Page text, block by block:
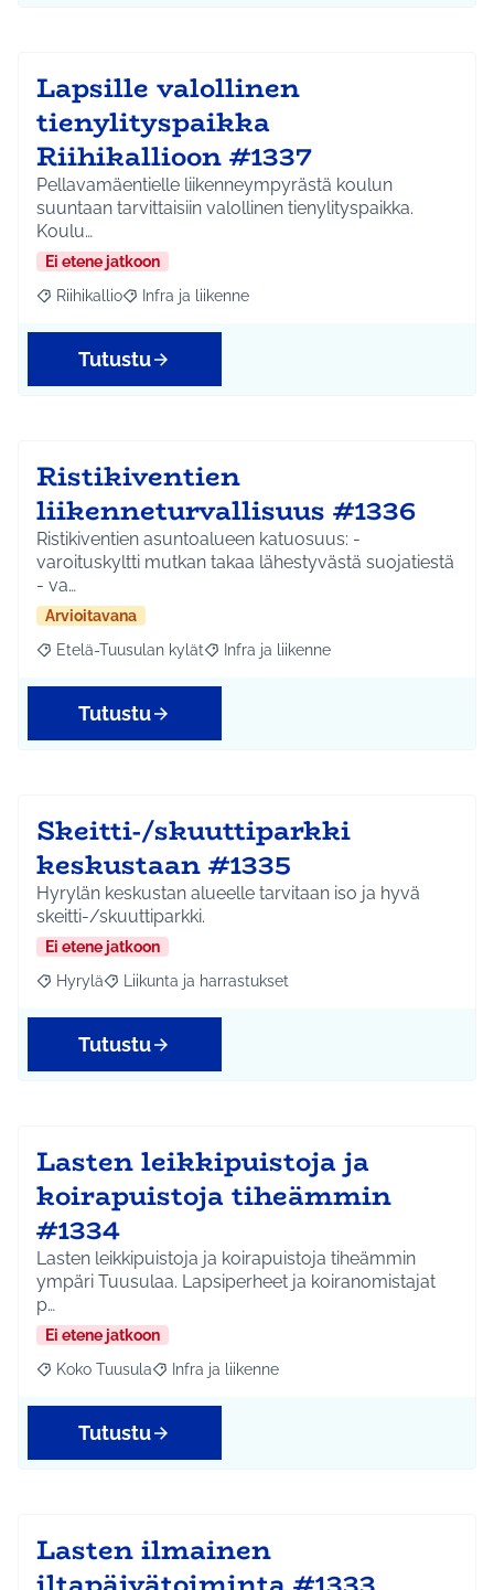
Lapsille valollinen
tienylityspaikka
Riihikallioon #1337
Pellavamäentielle liikenneympyrästä koulun
suuntaan tarvittaisiin valollinen tienylityspaikka.
Koulu…
Ei etene jatkoon
Rajaa tulokset aihepiirin mukaan: Riihikallio
Riihikallio Rajaa tulokset teeman mukaan: Infra ja liikenne
Infra ja liikenne
Tutustu
Ristikiventien
liikenneturvallisuus #1336
Ristikiventien asuntoalueen katuosuus: -
varoituskyltti mutkan takaa lähestyvästä suojatiestä
- va…
Arvioitavana
Rajaa tulokset aihepiirin mukaan: Etelä-Tuusulan kylät
Etelä-Tuusulan kylät Rajaa tulokset teeman mukaan: Infra ja
Infra ja liikenne
Tutustu
Skeitti-/skuuttiparkki
keskustaan #1335
Hyrylän keskustan alueelle tarvitaan iso ja hyvä
skeitti-/skuuttiparkki.
Ei etene jatkoon
Rajaa tulokset aihepiirin mukaan: Hyrylä
Hyrylä Rajaa tulokset teeman mukaan: Liikunta ja
Liikunta ja harrastukset
Tutustu
Lasten leikkipuistoja ja
koirapuistoja tiheämmin
#1334
Lasten leikkipuistoja ja koirapuistoja tiheämmin
ympäri Tuusulaa. Lapsiperheet ja koiranomistajat
p…
Ei etene jatkoon
Rajaa tulokset aihepiirin mukaan: Koko Tuusula
Koko Tuusula Rajaa tulokset teeman mukaan: Infra ja liikenne
Infra ja liikenne
Tutustu
Lasten ilmainen